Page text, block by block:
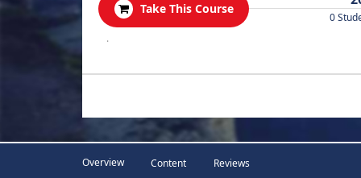
Take This Course
0
.
Overview Content Reviews